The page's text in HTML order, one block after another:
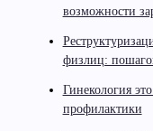
возможности
физлиц:
Гинекология
профилактики